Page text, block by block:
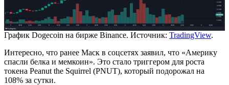
График Dogecoin на бирже Binance. Источник: TradingView.
Интересно, что ранее Маск в соцсетях заявил, что «Америку
спасли белка и мемкоин». Это стало триггером для роста
токена Peanut the Squirrel (PNUT), который подорожал на
108% за сутки.